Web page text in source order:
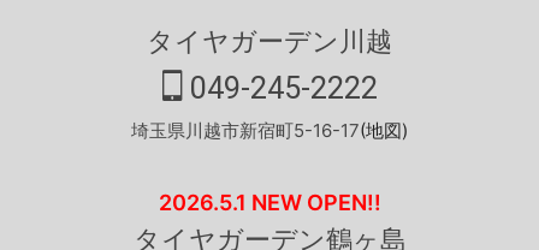
タイヤガーデン川越
049-245-2222
埼玉県川越市新宿町5-16-17(地図)
2026.5.1 NEW OPEN!!
タイヤガーデン鶴ヶ島